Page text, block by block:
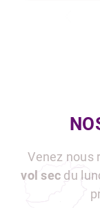
Venez nous
vol sec du